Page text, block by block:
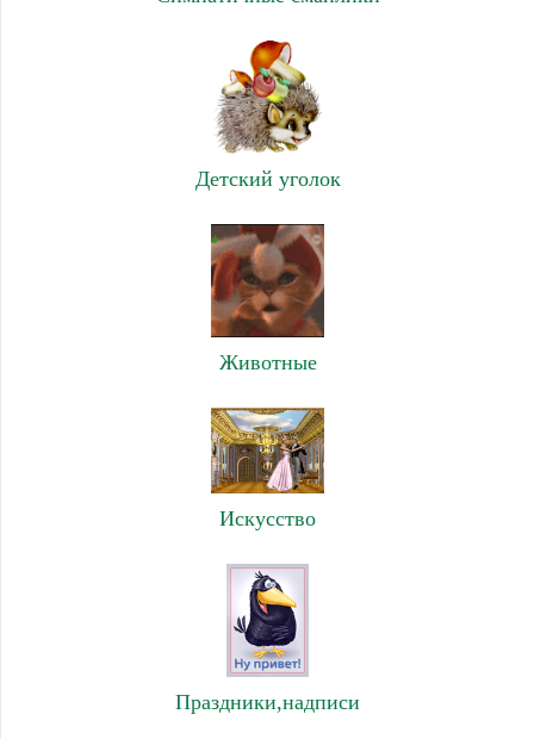
Детский уголок
Животные
Искусство
Праздники,надписи